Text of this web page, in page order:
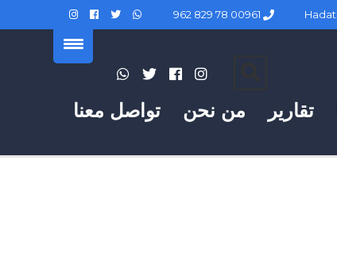
تواصل معنا من نحن تقارير